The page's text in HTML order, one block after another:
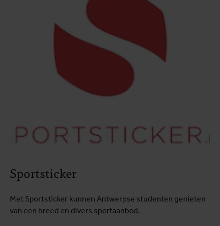
Sportsticker
Met Sportsticker kunnen Antwerpse studenten genieten
van een breed en divers sportaanbod.